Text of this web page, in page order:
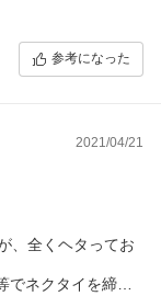
参考になった
2021/04/21
、全くヘタってお
ネクタイを締め